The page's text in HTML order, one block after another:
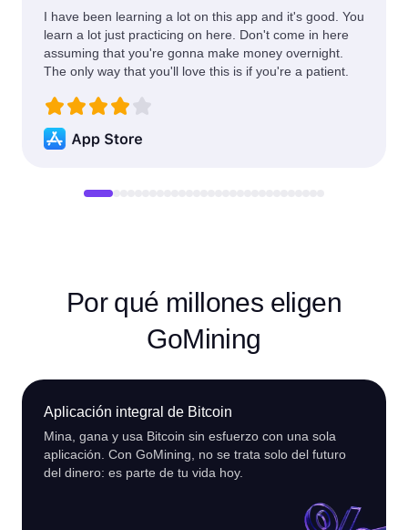
I have been learning a lot on this app and it's good. You
learn a lot just practicing on here. Don't come in here
assuming that you're gonna make money overnight.
The only way that you'll love this is if you're a patient.
Por qué millones eligen
GoMining
Aplicación integral de Bitcoin
Mina, gana y usa Bitcoin sin esfuerzo con una sola
aplicación. Con GoMining, no se trata solo del futuro
del dinero: es parte de tu vida hoy.